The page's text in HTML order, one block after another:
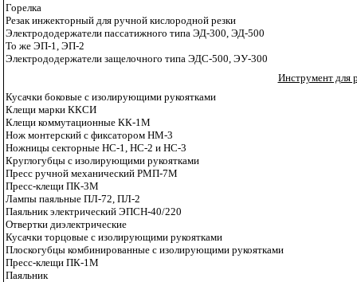
Горелка
Резак инжекторный для ручной кислородной резки
Электрододержатели пассатижного типа ЭД-300, ЭД-500
То же ЭП-1, ЭП-2
Электрододержатели защелочного типа ЭДС-500, ЭУ-300
Инструмент для
Кусачки боковые с изолирующими рукоятками
Клещи марки ККСИ
Клещи коммутационные КК-1М
Нож монтерский с фиксатором НМ-3
Ножницы секторные НС-1, НС-2 и НС-3
Круглогубцы с изолирующими рукоятками
Пресс ручной механический РМП-7М
Пресс-клещи ПК-3М
Лампы паяльные ПЛ-72, ПЛ-2
Паяльник электрический ЭПСН-40/220
Отвертки диэлектрические
Кусачки торцовые с изолирующими рукоятками
Плоскогубцы комбинированные с изолирующими рукоятками
Пресс-клещи ПК-1М
Паяльник